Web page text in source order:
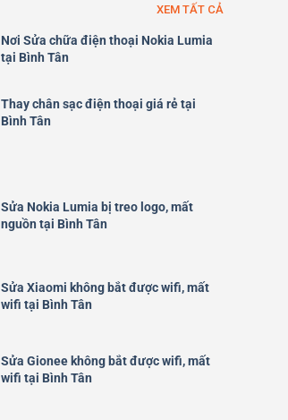
XEM TẤT CẢ
Nơi Sửa chữa điện thoại Nokia Lumia
tại Bình Tân
Thay chân sạc điện thoại giá rẻ tại
Bình Tân
Sửa Nokia Lumia bị treo logo, mất
nguồn tại Bình Tân
Sửa Xiaomi không bắt được wifi, mất
wifi tại Bình Tân
Sửa Gionee không bắt được wifi, mất
wifi tại Bình Tân